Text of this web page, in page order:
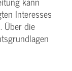
Interesses
Über die